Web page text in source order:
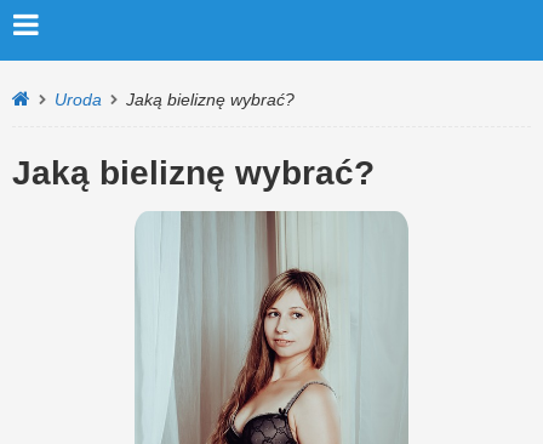
Uroda Jaką bieliznę wybrać?
Jaką bieliznę wybrać?